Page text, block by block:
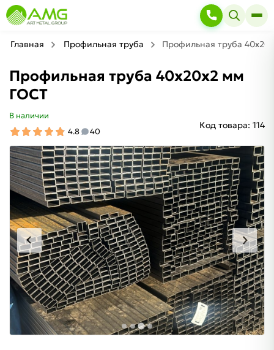
Главная Профильная труба Профильная труба
Профильная труба 40х20х2 мм
ГОСТ
В наличии
4.8
40
Код товара: 114